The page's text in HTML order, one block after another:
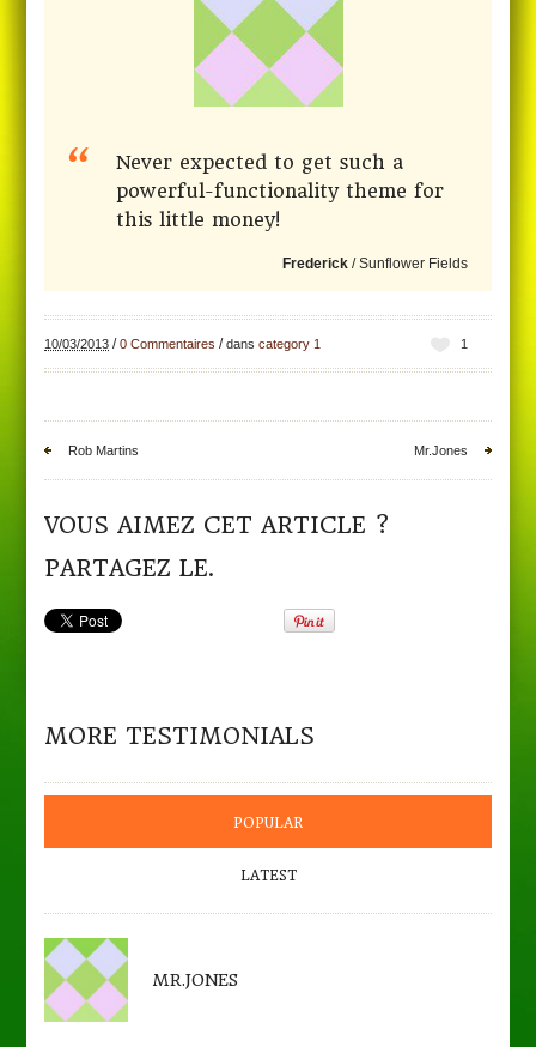
Never expected to get such a
powerful-functionality theme for
this little money!
Frederick/Sunflower Fields
1
10/03/2013 /0 Commentaires /danscategory 1
Mr.Jones
Rob Martins
VOUS AIMEZ CET ARTICLE ?
PARTAGEZ LE.
MORE TESTIMONIALS
POPULAR
LATEST
MR.JONES